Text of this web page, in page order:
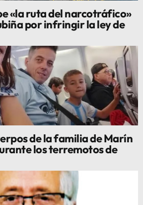
«la ruta del narcotráfico»
por infringir la ley de
de la familia de Marín
los terremotos de